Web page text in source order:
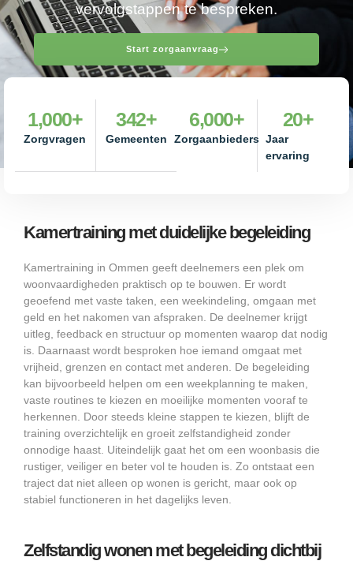
vervolgstappen te bespreken.
Start zorgaanvraag
Zorgvragen
1,000+
Gemeenten
342+
Zorgaanbieders
6,000+
Jaar
ervaring
20+
Kamertraining met duidelijke begeleiding
Kamertraining in Ommen geeft deelnemers een plek om
woonvaardigheden praktisch op te bouwen. Er wordt
geoefend met vaste taken, een weekindeling, omgaan met
geld en het nakomen van afspraken. De deelnemer krijgt
uitleg, feedback en structuur op momenten waarop dat nodig
is. Daarnaast wordt besproken hoe iemand omgaat met
vrijheid, grenzen en contact met anderen. De begeleiding
kan bijvoorbeeld helpen om een weekplanning te maken,
vaste routines te kiezen en moeilijke momenten vooraf te
herkennen. Door steeds kleine stappen te kiezen, blijft de
training overzichtelijk en groeit zelfstandigheid zonder
onnodige haast. Uiteindelijk gaat het om een woonbasis die
rustiger, veiliger en beter vol te houden is. Zo ontstaat een
traject dat niet alleen op wonen is gericht, maar ook op
stabiel functioneren in het dagelijks leven.
Zelfstandig wonen met begeleiding dichtbij